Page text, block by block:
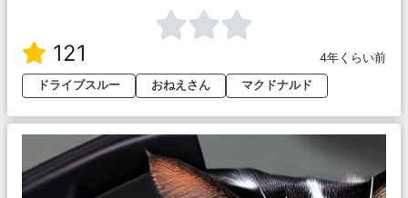
121
4年くらい前
ドライブスルー
おねえさん マクドナルド